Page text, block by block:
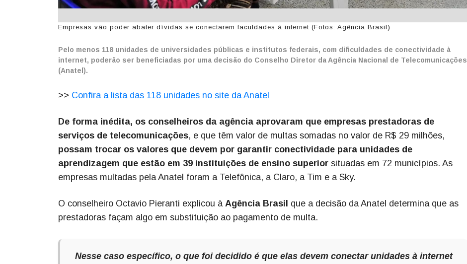
Empresas vão poder abater dívidas se conectarem faculdades à internet (Fotos: Agência Brasil)
Pelo menos 118 unidades de universidades públicas e institutos federais, com dificuldades de conectividade à
internet, poderão ser beneficiadas por uma decisão do Conselho Diretor da Agência Nacional de Telecomunicações
(Anatel).
>> Confira a lista das 118 unidades no site da Anatel
De forma inédita, os conselheiros da agência aprovaram que empresas prestadoras de
serviços de telecomunicações, e que têm valor de multas somadas no valor de R$ 29 milhões,
possam trocar os valores que devem por garantir conectividade para unidades de
aprendizagem que estão em 39 instituições de ensino superior situadas em 72 municípios. As
empresas multadas pela Anatel foram a Telefônica, a Claro, a Tim e a Sky.
O conselheiro Octavio Pieranti explicou à Agência Brasil que a decisão da Anatel determina que as
prestadoras façam algo em substituição ao pagamento de multa.
Nesse caso específico, o que foi decidido é que elas devem conectar unidades à internet